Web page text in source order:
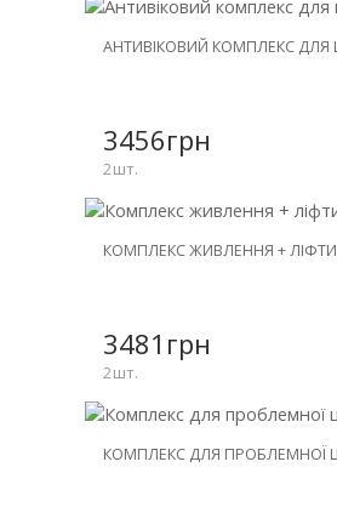
НОВИНКА
-30%
АНТИВІКОВИЙ КОМПЛЕКС ДЛЯ
3456грн
2шт.
НОВИНКА
-26%
КОМПЛЕКС ЖИВЛЕННЯ +
3481грн
2шт.
НОВИНКА
КОМПЛЕКС ДЛЯ ПРОБЛЕМНОЇ